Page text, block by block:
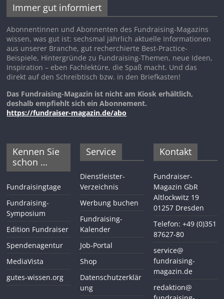
Immer gut informiert
Abonnentinnen und Abonnenten des Fundraising-Magazins
wissen, was gut ist: sechsmal jährlich aktuelle Informationen
aus unserer Branche, gut recherchierte Best-Practice-
Beispiele, Hintergründe zu Fundraising-Themen, neue Ideen,
Inspiration – eben Fachlektüre, die Spaß macht. Und das
direkt auf den Schreibtisch bzw. in den Briefkasten!
Das Fundraising-Magazin ist nicht am Kiosk erhältlich,
deshalb empfiehlt sich ein Abonnement.
https://fundraiser-magazin.de/abo
Kennen Sie
schon …
Fundraisingtage
Fundraising-
Symposium
Edition Fundraiser
Spendenagentur
MediaVista
gutes-wissen.org
Service
Dienstleister-
Verzeichnis
Werbung buchen
Fundraising-
Kalender
Job-Portal
Shop
Datenschutzerklär
ung
Kontakt
Fundraiser-
Magazin GbR
Altlockwitz 19
01257 Dresden
Telefon: +49 (0)351
87627-80
service@
fundraising-
magazin.de
redaktion@